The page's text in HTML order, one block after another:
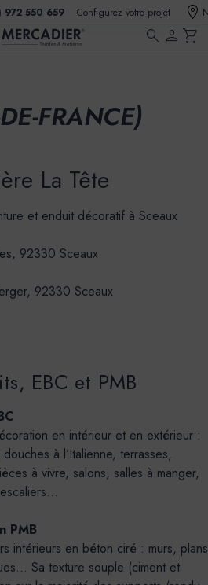
972 550 659 Configurez votre projet
search person shopping_cart
FRANCE)
La Tête
et enduit décoratif à Sceaux
92330 Sceaux
92330 Sceaux
EBC et PMB
en intérieur et en extérieur :
à l’Italienne, terrasses,
à vivre, salons, salles à manger,
PMB
intérieurs en béton ciré : murs, plans
Sa texture souple (ciment et